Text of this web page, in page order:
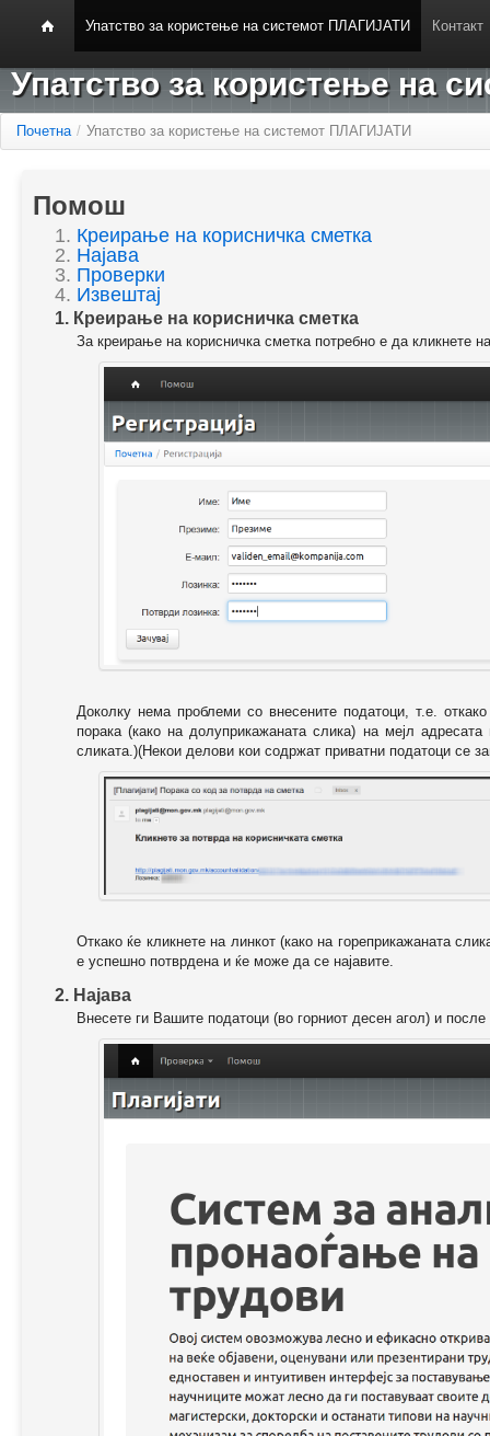
Упатство за користење на системот ПЛАГИЈАТИ Контакт
Упатство за користење на
Почетна / Упатство за користење на системот ПЛАГИЈАТИ
Помош
1. Креирање на корисничка сметка
2. Најава
3. Проверки
4. Извештај
1. Креирање на корисничка сметка
За креирање на корисничка сметка потребно е да кликнете
Доколку нема проблеми со внесените податоци, т.е.
порака (како на долуприкажаната слика) на мејл
сликата.)(Некои делови кои содржат приватни податоци се
Откако ќе кликнете на линкот (како на гореприкажаната
е успешно потврдена и ќе може да се најавите.
2. Најава
Внесете ги Вашите податоци (во горниот десен агол) и